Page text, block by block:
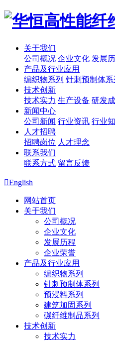
关于我们
公司概况 企业文化 发展
产品及行业应用
编织物系列 针刺预制体系
技术创新
技术实力 生产设备 研发
新闻中心
公司新闻 行业资讯 行业
人才招聘
招聘岗位 人才理念
联系我们
联系方式 留言反馈
English
网站首页
关于我们
公司概况
企业文化
发展历程
企业荣誉
产品及行业应用
编织物系列
针刺预制体系列
预浸料系列
建筑加固系列
碳纤维制品系列
技术创新
技术实力